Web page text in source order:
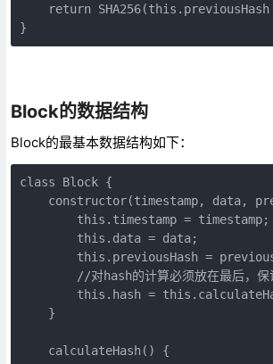
return
}
Block的数据结构
Block的最基本数据结构如下：
class Block {
constructor(timestamp, data,
        this.timestamp = timestamp;
        this.data = data;
this.previousHash =
//对hash的计算必须放在最后，保
this.hash =
    }
    calculateHash() {